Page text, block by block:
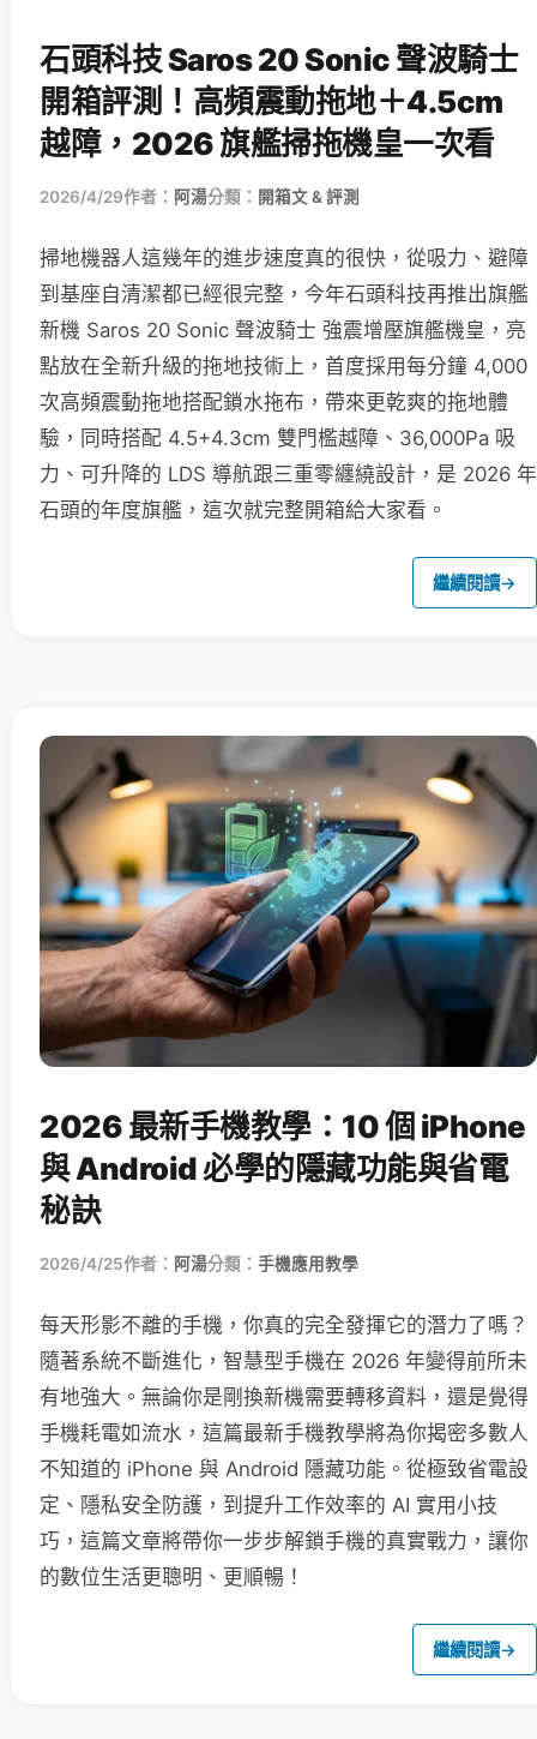
石頭科技 Saros 20 Sonic 聲波騎士
開箱評測！高頻震動拖地＋4.5cm
越障，2026 旗艦掃拖機皇一次看
2026/4/29作者： 阿湯分類： 開箱文 & 評測
掃地機器人這幾年的進步速度真的很快，從吸力、避障
到基座自清潔都已經很完整，今年石頭科技再推出旗艦
新機 Saros 20 Sonic 聲波騎士 強震增壓旗艦機皇，亮
點放在全新升級的拖地技術上，首度採用每分鐘 4,000
次高頻震動拖地搭配鎖水拖布，帶來更乾爽的拖地體
驗，同時搭配 4.5+4.3cm 雙門檻越障、36,000Pa 吸
力、可升降的 LDS 導航跟三重零纏繞設計，是 2026 年
石頭的年度旗艦，這次就完整開箱給大家看。
繼續閱讀→
2026 最新手機教學：10 個 iPhone
與 Android 必學的隱藏功能與省電
秘訣
2026/4/25作者： 阿湯分類： 手機應用教學
每天形影不離的手機，你真的完全發揮它的潛力了嗎？
隨著系統不斷進化，智慧型手機在 2026 年變得前所未
有地強大。無論你是剛換新機需要轉移資料，還是覺得
手機耗電如流水，這篇最新手機教學將為你揭密多數人
不知道的 iPhone 與 Android 隱藏功能。從極致省電設
定、隱私安全防護，到提升工作效率的 AI 實用小技
巧，這篇文章將帶你一步步解鎖手機的真實戰力，讓你
的數位生活更聰明、更順暢！
繼續閱讀→